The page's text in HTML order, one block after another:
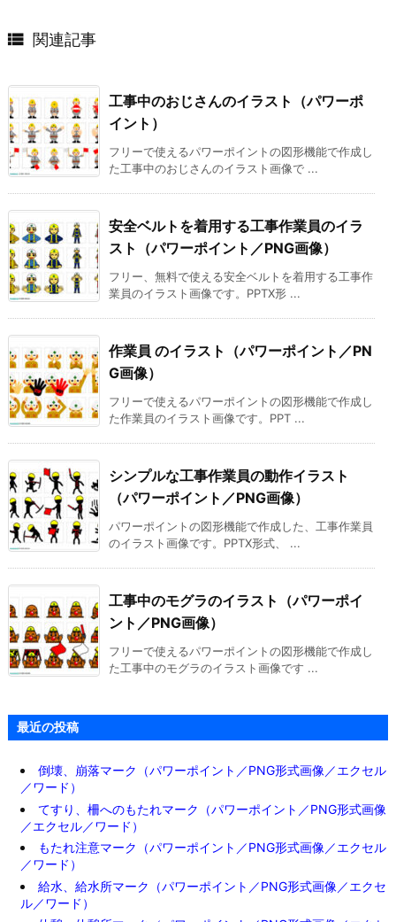
 関連記事
工事中のおじさんのイラスト（パワーポ
イント）
フリーで使えるパワーポイントの図形機能で作成し
た工事中のおじさんのイラスト画像で ...
安全ベルトを着用する工事作業員のイラ
スト（パワーポイント／PNG画像）
フリー、無料で使える安全ベルトを着用する工事作
業員のイラスト画像です。PPTX形 ...
作業員 のイラスト（パワーポイント／PN
G画像）
フリーで使えるパワーポイントの図形機能で作成し
た作業員のイラスト画像です。PPT ...
シンプルな工事作業員の動作イラスト
（パワーポイント／PNG画像）
パワーポイントの図形機能で作成した、工事作業員
のイラスト画像です。PPTX形式、 ...
工事中のモグラのイラスト（パワーポイ
ント／PNG画像）
フリーで使えるパワーポイントの図形機能で作成し
た工事中のモグラのイラスト画像です ...
最近の投稿
倒壊、崩落マーク（パワーポイント／PNG形式画像／エクセル
／ワード）
てすり、柵へのもたれマーク（パワーポイント／PNG形式画像
／エクセル／ワード）
もたれ注意マーク（パワーポイント／PNG形式画像／エクセル
／ワード）
給水、給水所マーク（パワーポイント／PNG形式画像／エクセ
ル／ワード）